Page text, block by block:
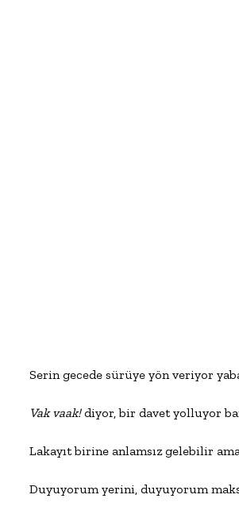
Serin gecede sürüye yön veriyor
Vak vaak! diyor, bir davet yolluyor
Lakayıt birine anlamsız gelebilir
Duyuyorum yerini, duyuyorum